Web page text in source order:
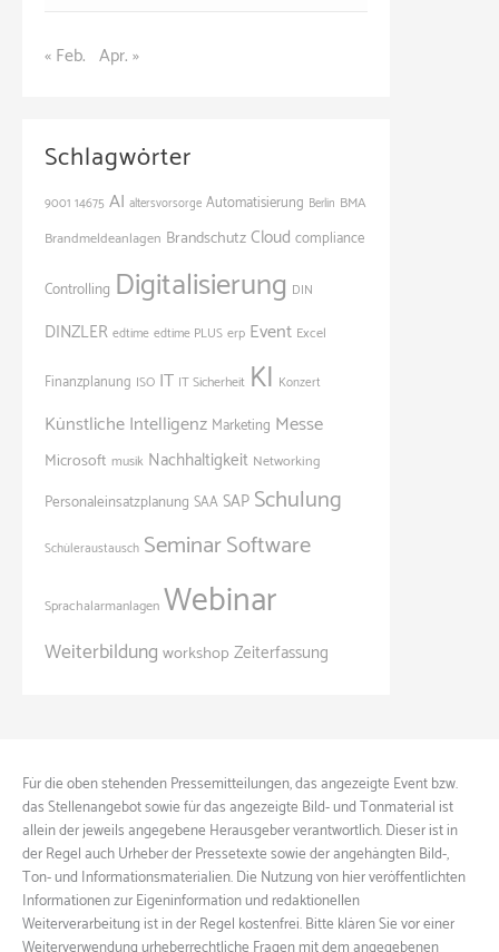
« Feb. Apr. »
Schlagwörter
9001 14675 AI altersvorsorge Automatisierung Berlin BMA
Brandmeldeanlagen BrandschutzCloud compliance
Controlling Digitalisierung DIN
DINZLER edtime edtime PLUS erp Event Excel
Finanzplanung ISO IT IT Sicherheit KI Konzert
Künstliche Intelligenz Marketing Messe
Microsoft musik Nachhaltigkeit Networking
Personaleinsatzplanung SAASAP Schulung
Schüleraustausch SeminarSoftware
Sprachalarmanlagen Webinar
Weiterbildung workshop Zeiterfassung
Für die oben stehenden Pressemitteilungen, das angezeigte Event bzw.
das Stellenangebot sowie für das angezeigte Bild- und Tonmaterial ist
allein der jeweils angegebene Herausgeber verantwortlich. Dieser ist in
der Regel auch Urheber der Pressetexte sowie der angehängten Bild-,
Ton- und Informationsmaterialien. Die Nutzung von hier veröffentlichten
Informationen zur Eigeninformation und redaktionellen
Weiterverarbeitung ist in der Regel kostenfrei. Bitte klären Sie vor einer